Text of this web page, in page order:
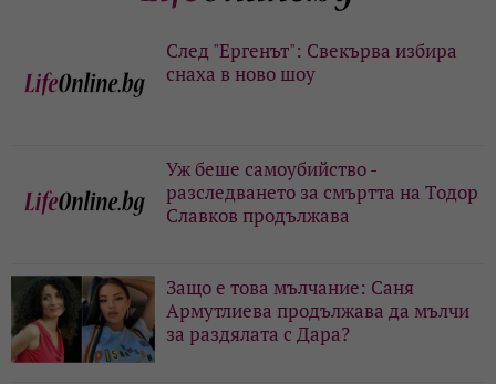
След "Ергенът": Свекърва избира
снаха в ново шоу
Уж беше самоубийство -
разследването за смъртта на Тодор
Славков продължава
Защо е това мълчание: Саня
Армутлиева продължава да мълчи
за раздялата с Дара?